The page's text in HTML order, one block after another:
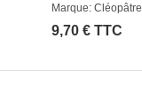
Marque: Cléopâtre
9,70 € TTC